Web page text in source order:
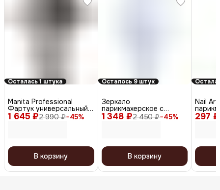
Осталась 1 штука
1 645 ₽2 990 ₽−45%
Manita Professional
Фартук универсальный
для мастера салона
красоты, серый
В корзину
Осталось 9 штук
1 348 ₽2 450 ₽−45%
Зеркало
парикмахерское с
ручкой MR-61silver,
серый
В корзину
297 ₽
Nail
50 шт.,